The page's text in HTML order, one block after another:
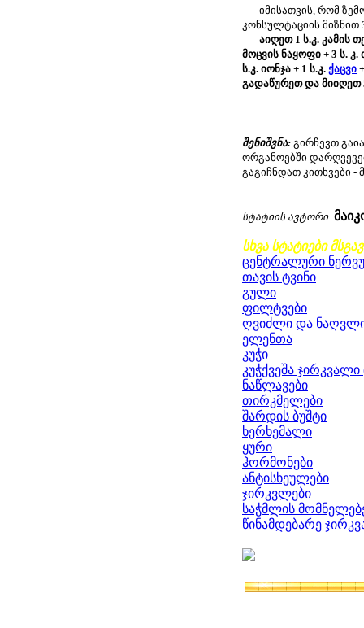
იმისათვის, რომ
კონსულტაციის
აიღეთ 1 ს.კ. კამის
მოცვის ნაყოფი + 3 ს. კ.
ს.კ. იონჯა + 1 ს.კ. ქაცვი
გადაწურეთ და მიიღეთ
შენიშვნა: გირჩევთ
ორგანოებში
გაგიჩნდათ კითხვები -
სტატიის ავტორი:
სხვა სტატიები
ცენტრალური
თავის ტვინი
გული
ფილტვები
ღვიძლი და
ელენთა
კუჭი
კუჭქვეშა ჯირკვალი
ნაწლავები
თირკმელები
შარდის ბუშტი
ხერხემალი
ყური
ჰორმონები
ანტისხეულები
ჯირკვლები
საჭმლის
წინამდებარე